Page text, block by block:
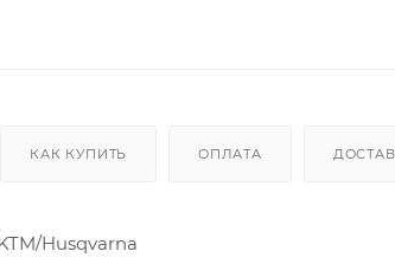
КАК КУПИТЬ ОПЛАТА
Husqvarna